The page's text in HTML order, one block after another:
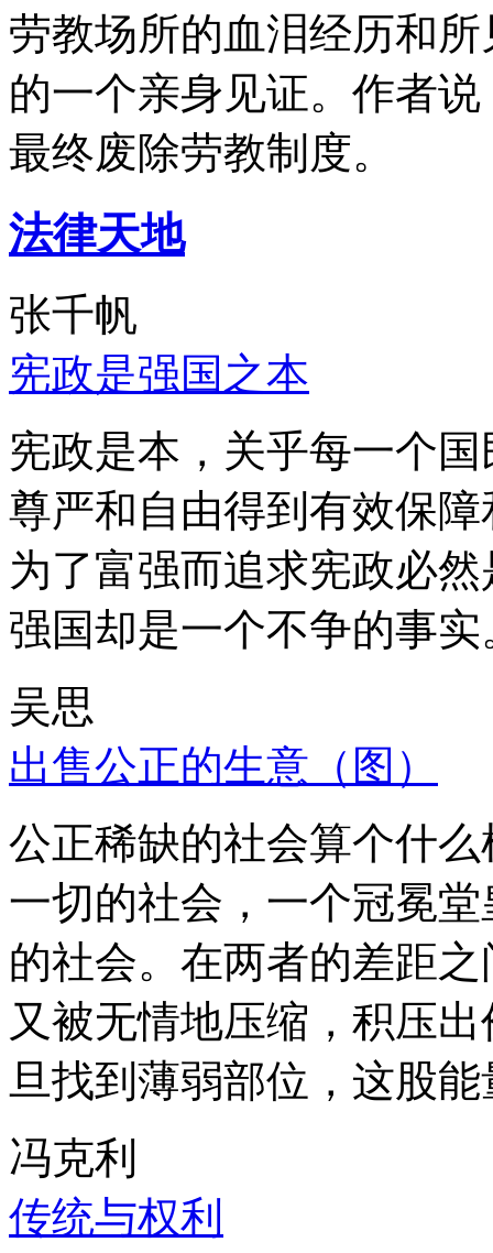
劳教场所的血泪经历和
的一个亲身见证。作者
最终废除劳教制度。
法律天地
张千帆
宪政是强国之本
宪政是本，关乎每一个
尊严和自由得到有效保
为了富强而追求宪政必
强国却是一个不争的事实
吴思
出售公正的生意（图）
公正稀缺的社会算个什
一切的社会，一个冠冕
的社会。在两者的差距
又被无情地压缩，积压
旦找到薄弱部位，这股
冯克利
传统与权利